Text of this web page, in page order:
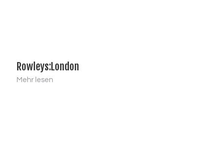
Rowleys:London
Mehr lesen